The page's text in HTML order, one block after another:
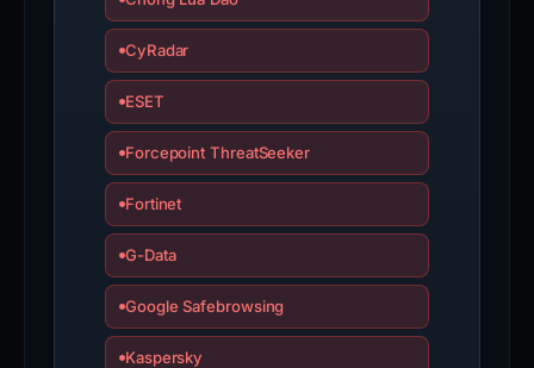
CyRadar
ESET
Forcepoint ThreatSeeker
Fortinet
G-Data
Google Safebrowsing
Kaspersky